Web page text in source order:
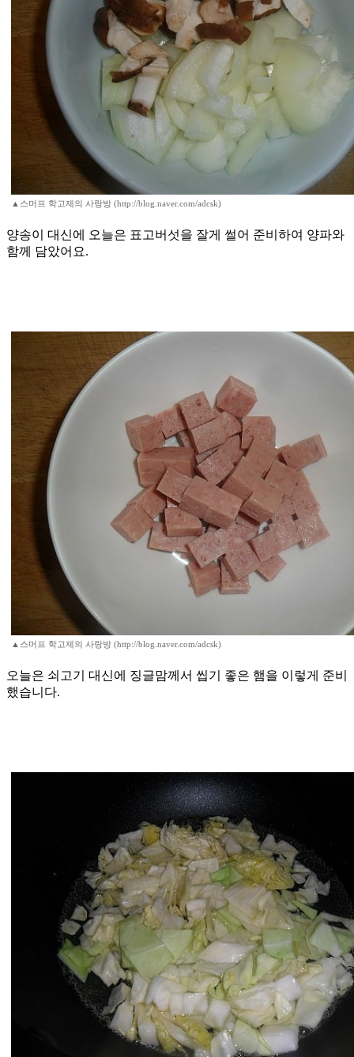
▲스머프 학고제의 사랑방 (http://blog.naver.com/adcsk)
양송이 대신에 오늘은 표고버섯을 잘게 썰어 준비하여 양파와
함께 담았어요.
▲스머프 학고제의 사랑방 (http://blog.naver.com/adcsk)
오늘은 쇠고기 대신에 징글맘께서 씹기 좋은 햄을 이렇게 준비
했습니다.